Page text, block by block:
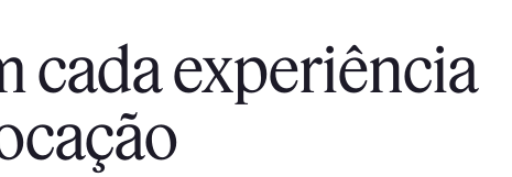
cada experiência